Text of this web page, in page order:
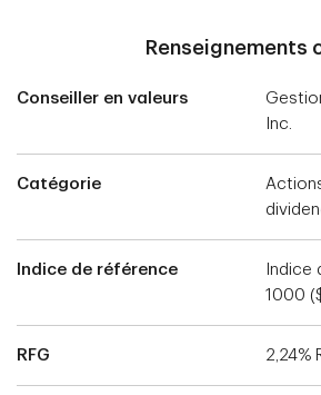
Renseignements
Conseiller en valeurs
Inc.
Catégorie
Indice de référence
Indice
1000
RFG 2,24%